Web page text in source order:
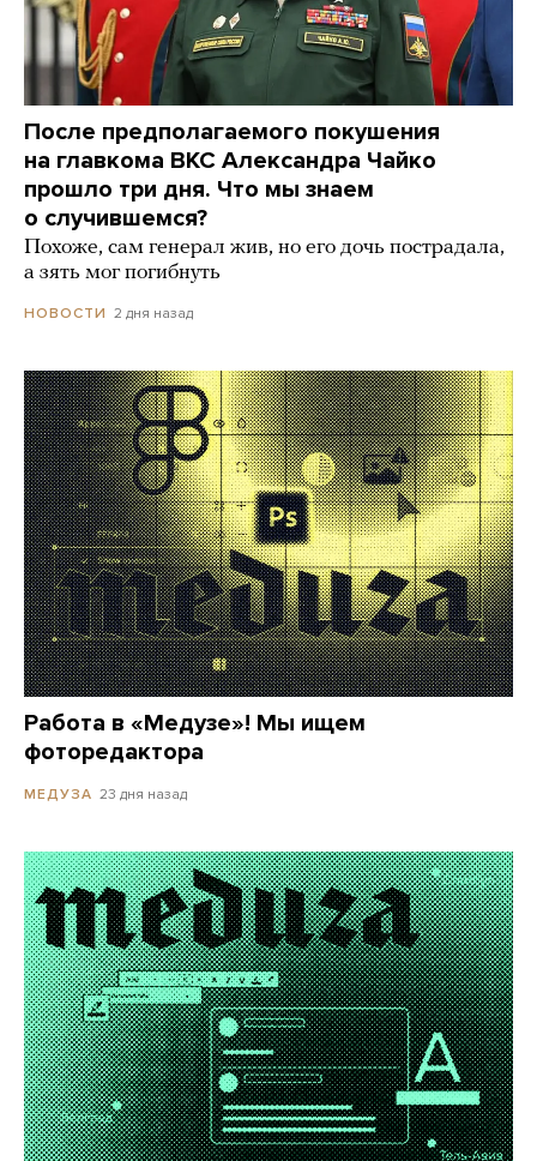
После предполагаемого покушения
на главкома ВКС Александра Чайко
прошло три дня. Что мы знаем
о случившемся?
Похоже, сам генерал жив, но его дочь пострадала,
а зять мог погибнуть
НОВОСТИ 2 дня назад
Работа в «Медузе»! Мы ищем
фоторедактора
МЕДУЗА 23 дня назад